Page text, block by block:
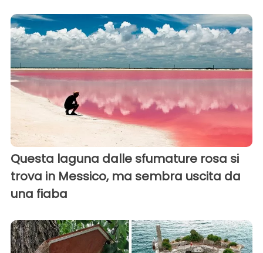
Questa laguna dalle sfumature rosa si
trova in Messico, ma sembra uscita da
una fiaba